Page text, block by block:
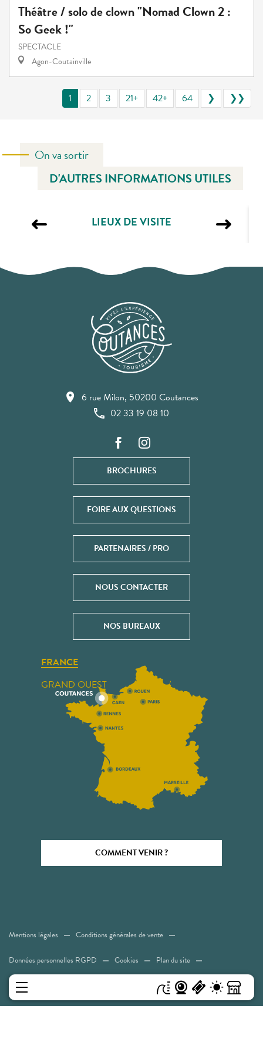
Théâtre / solo de clown "Nomad Clown 2 :
So Geek !"
SPECTACLE
Agon-Coutainville
1 2 3 21+ 42+ 64 ❯ ❯❯
On va sortir
D'AUTRES INFORMATIONS UTILES
LIEUX DE VISITE
6 rue Milon, 50200 Coutances
02 33 19 08 10
BROCHURES
FOIRE AUX QUESTIONS
PARTENAIRES / PRO
NOUS CONTACTER
NOS BUREAUX
FRANCE
GRAND OUEST
COMMENT VENIR ?
Mentions légales Conditions générales de vente
Données personnelles RGPD Cookies Plan du site
Accessibilité: Non conforme